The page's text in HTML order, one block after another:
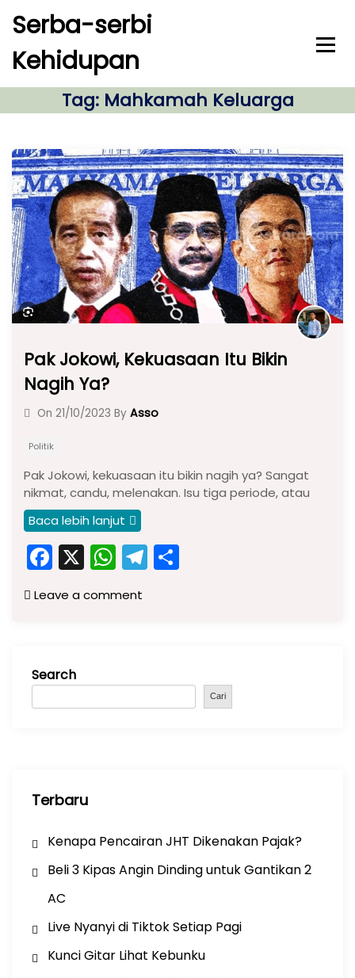
c
Serba-serbi
Kehidupan
Tag: Mahkamah Keluarga
Pak Jokowi, Kekuasaan Itu Bikin
Nagih Ya?
On 21/10/2023 By Asso
Politik
Pak Jokowi, kekuasaan itu bikin nagih ya? Sangat
nikmat, candu, melenakan. Isu tiga periode, atau
Baca lebih lanjut
F
a
c
o
o
X W
h
a
p
p
T
el
m
Leave a comment
Search
Cari
Terbaru
Kenapa Pencairan JHT Dikenakan Pajak?
Beli 3 Kipas Angin Dinding untuk Gantikan 2
AC
Live Nyanyi di Tiktok Setiap Pagi
Kunci Gitar Lihat Kebunku